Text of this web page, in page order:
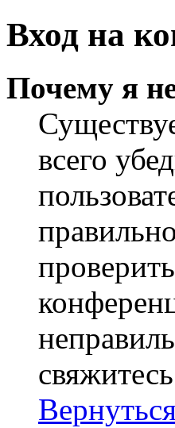
Вход на
Почему я
всего